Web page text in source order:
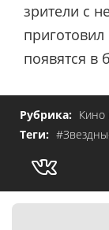
зрители с
приготовил
появятся в
Рубрика: Кино
Теги: